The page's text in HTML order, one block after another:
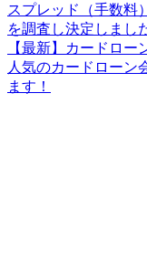
スプレッド（手数料
を調査し決定しまし
【最新】カードロ
人気のカードローン
ます！